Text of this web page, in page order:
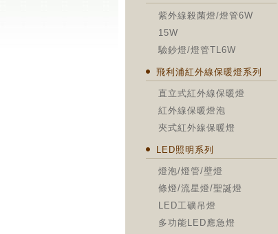
紫外線殺菌燈/燈管6W
15W
驗鈔燈/燈管TL6W
飛利浦紅外線保暖燈系列
直立式紅外線保暖燈
紅外線保暖燈泡
夾式紅外線保暖燈
LED照明系列
燈泡/燈管/壁燈
條燈/流星燈/聖誕燈
LED工礦吊燈
多功能LED應急燈